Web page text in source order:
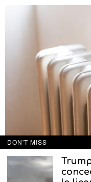
L’Ucraina si
DON'T MISS